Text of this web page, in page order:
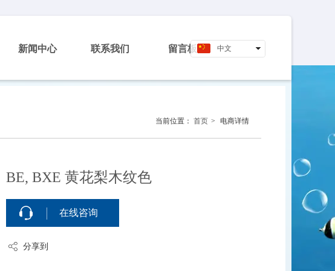
中文
新闻中心 联系我们 留言板
当前位置： 首页 > 电商详情
BE, BXE 黄花梨木纹色
在线咨询
分享到